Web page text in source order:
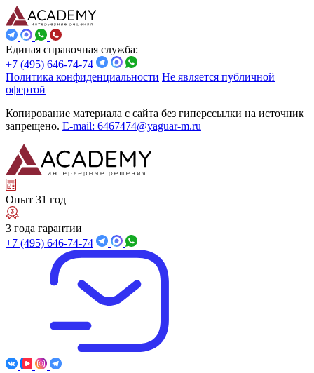
Единая справочная служба:
+7 (495) 646-74-74
Политика конфиденциальности Не является публичной
офертой
Копирование материала с сайта без гиперссылки на источник
запрещено. E-mail: 6467474@yaguar-m.ru
Опыт 31 год
3 года гарантии
+7 (495) 646-74-74